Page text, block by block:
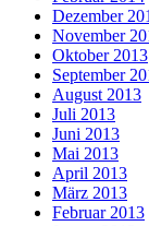
Dezember
November
Oktober 2013
September
August 2013
Juli 2013
Juni 2013
Mai 2013
April 2013
März 2013
Februar 2013